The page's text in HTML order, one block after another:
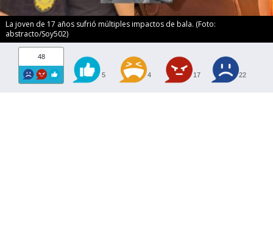
La joven de 17 años sufrió múltiples impactos de bala. (Foto:
abstracto/Soy502)
48
5 4 17 22